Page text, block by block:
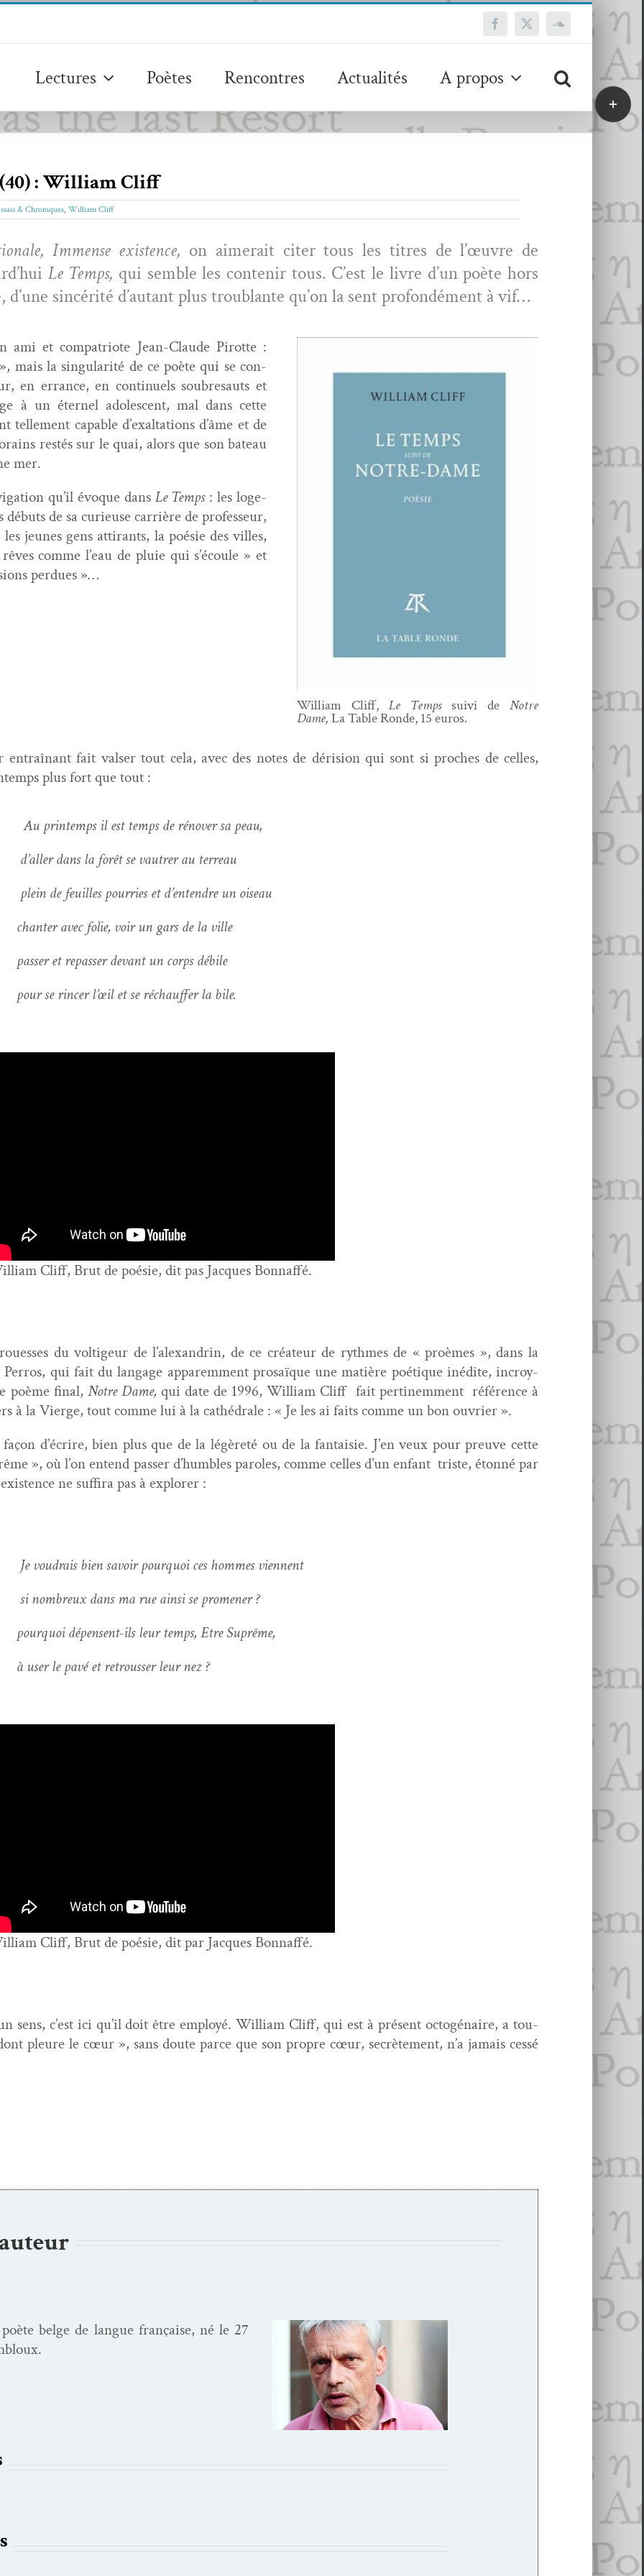
Facebook
X SoundCloud
Lectures Poètes Rencontres Actualités A propos
: William Cliff
& Chroniques, William Cliff
Immense exis­tence, on aimerait citer tous les titres de l’œuvre de
Le Temps, qui sem­ble les con­tenir tous. C’est le livre d’un poète hors
sincérité d’autant plus trou­blante qu’on la sent pro­fondé­ment à vif…
et com­pa­tri­ote Jean-Claude Pirotte :
mais la sin­gu­lar­ité de ce poète qui se con­
en errance, en con­tin­uels soubre­sauts et
à un éter­nel ado­les­cent, mal dans cette
capa­ble d’exaltations d’âme et de
restés sur le quai, alors que son bateau
mer.
qu’il évoque dans Le Temps: les loge­
de sa curieuse car­rière de pro­fesseur,
jeunes gens atti­rants, la poésie des villes,
comme l’eau de pluie qui s’écoule » et
perdues »…
William Cliff, Le Temps suivi de Notre
Dame, La Table Ronde, 15 euros.
fait valser tout cela, avec des notes de déri­sion qui sont si proches de celles,
plus fort que tout :
Au print­emps il est temps de rénover sa peau,
dans la forêt se vautr­er au terreau
de feuilles pour­ries et d’entendre un oiseau
avec folie, voir un gars de la ville
et repass­er devant un corps débile
se rin­cer l’œil et se réchauf­fer la bile.
Cliff, Brut de poésie, dit pas Jacques Bonnaffé.
du voltigeur de l’alexandrin, de ce créa­teur de rythmes de « proèmes », dans la
qui fait du lan­gage apparem­ment prosaïque une matière poé­tique inédite, incroy­
poème final, Notre Dame, qui date de 1996, William Cliff fait per­tinem­ment référence à
à la Vierge, tout comme lui à la cathé­drale : « Je les ai faits comme un bon ouvrier ».
d’écrire, bien plus que de la légèreté ou de la fan­taisie. J’en veux pour preuve cette
», où l’on entend pass­er d’humbles paroles, comme celles d’un enfant triste, éton­né par
ne suf­fi­ra pas à explorer :
Je voudrais bien savoir pourquoi ces hommes viennent
dans ma rue ain­si se promener ?
dépensent-ils leur temps, Etre Suprême,
le pavé et retrouss­er leur nez ?
Cliff, Brut de poésie, dit par Jacques Bonnaffé.
sens, c’est ici qu’il doit être employé. William Cliff, qui est à présent octogé­naire, a tou­
pleure le cœur », sans doute parce que son pro­pre cœur, secrète­ment, n’a jamais cessé
belge de langue française, né le 27
Bascule
de
la
barre